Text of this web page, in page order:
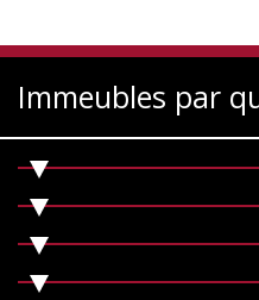
Immeubles par